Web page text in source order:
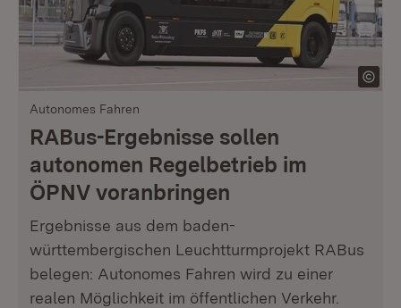
Autonomes Fahren
RABus-Ergebnisse sollen
autonomen Regelbetrieb im
ÖPNV voranbringen
Ergebnisse aus dem baden-
württembergischen Leuchtturmprojekt RABus
belegen: Autonomes Fahren wird zu einer
realen Möglichkeit im öffentlichen Verkehr.